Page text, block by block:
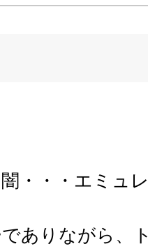
・・・エミュ
ありながら、